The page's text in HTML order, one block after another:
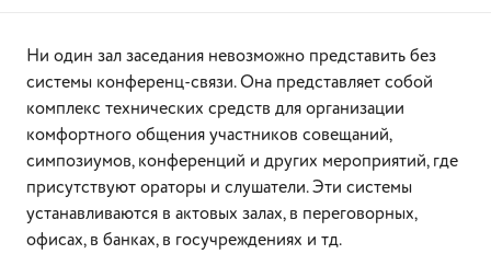
Ни один зал заседания невозможно представить без
системы конференц-связи. Она представляет собой
комплекс технических средств для организации
комфортного общения участников совещаний,
симпозиумов, конференций и других мероприятий, где
присутствуют ораторы и слушатели. Эти системы
устанавливаются в актовых залах, в переговорных,
офисах, в банках, в госучреждениях и тд.